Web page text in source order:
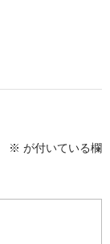
※ が付いている欄